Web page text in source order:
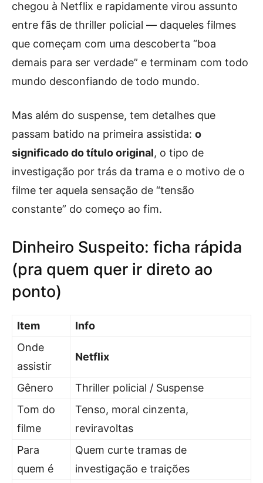
chegou à Netflix e rapidamente virou assunto
entre fãs de thriller policial — daqueles filmes
que começam com uma descoberta “boa
demais para ser verdade” e terminam com todo
mundo desconfiando de todo mundo.
Mas além do suspense, tem detalhes que
passam batido na primeira assistida: o
significado do título original, o tipo de
investigação por trás da trama e o motivo de o
filme ter aquela sensação de “tensão
constante” do começo ao fim.
Dinheiro Suspeito: ficha rápida
(pra quem quer ir direto ao
ponto)
Item
Info
Onde
assistir
Netflix
Gênero
Thriller policial / Suspense
Tom do
filme
Tenso, moral cinzenta,
reviravoltas
Para
quem é
Quem curte tramas de
investigação e traições